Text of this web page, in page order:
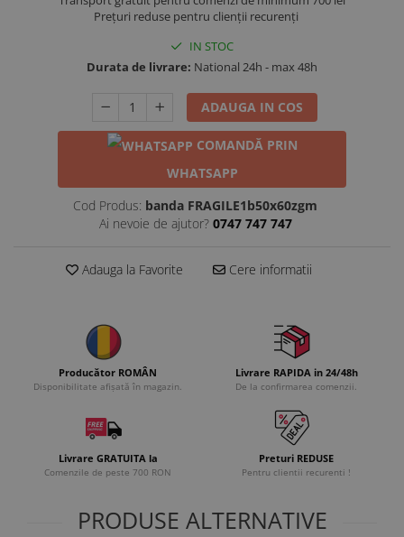
Prețuri reduse pentru clienții recurenți
IN STOC
Durata de livrare: National 24h - max 48h
ADAUGA IN COS
COMANDĂ PRIN
WHATSAPP
Cod Produs: banda FRAGILE1b50x60zgm
Ai nevoie de ajutor? 0747 747 747
Adauga la Favorite Cere informatii
Producător ROMÂN
Disponibilitate afișată în magazin.
Livrare RAPIDA in 24/48h
De la confirmarea comenzii.
Livrare GRATUITA la
Comenzile de peste 700 RON
Preturi REDUSE
Pentru clientii recurenti !
PRODUSE ALTERNATIVE